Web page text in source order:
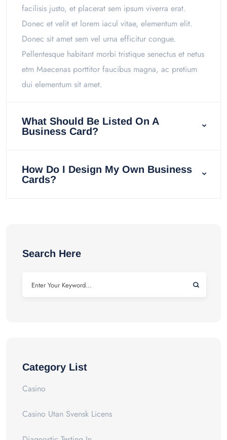
facilisis justo, et placerat sem ipsum viverra erat.
Donec et velit et lorem iacul vitae, elementum elit.
Donec sit amet sem vel urna efficitur congue.
Pellentesque habitant morbi tristique senectus et netus
etm Maecenas porttitor faucibus magna, ac pretium
dui elementum sit amet.
What Should Be Listed On A
Business Card?
How Do I Design My Own Business
Cards?
Search Here
Category List
Casino
Casino Utan Svensk Licens